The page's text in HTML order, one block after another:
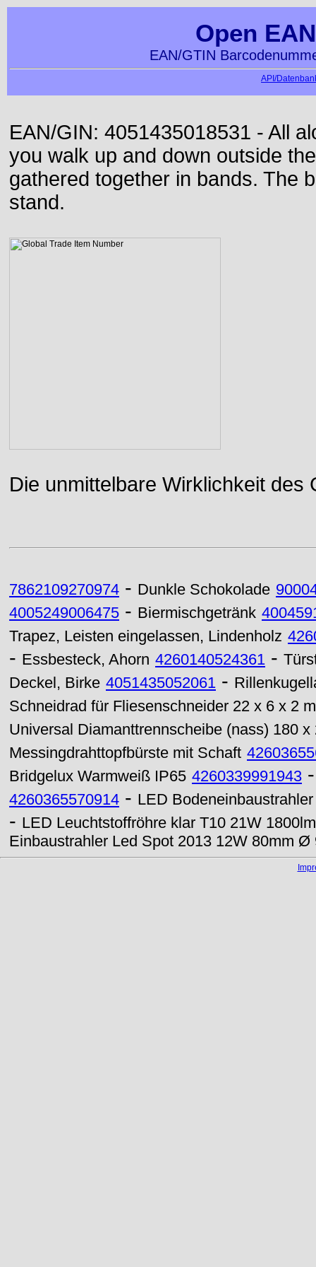
Open
EAN/GTIN
API/
EAN/GIN: 4051435018531 - All
you walk up and down outside
gathered together in bands. The
stand.
Die unmittelbare Wirklichkeit des
7862109270974 - Dunkle Schokolade
4005249006475 - Biermischgetränk
Trapez, Leisten eingelassen, Lindenholz
- Essbesteck, Ahorn 4260140524361 -
Deckel, Birke 4051435052061 -
Schneidrad für Fliesenschneider 22 x 6 x 2
Universal Diamanttrennscheibe (nass) 180 x
Messingdrahttopfbürste mit Schaft
Bridgelux Warmweiß IP65 4260339991943
4260365570914 - LED
- LED Leuchtstoffröhre klar T10 21W
Einbaustrahler Led Spot 2013 12W 80mm